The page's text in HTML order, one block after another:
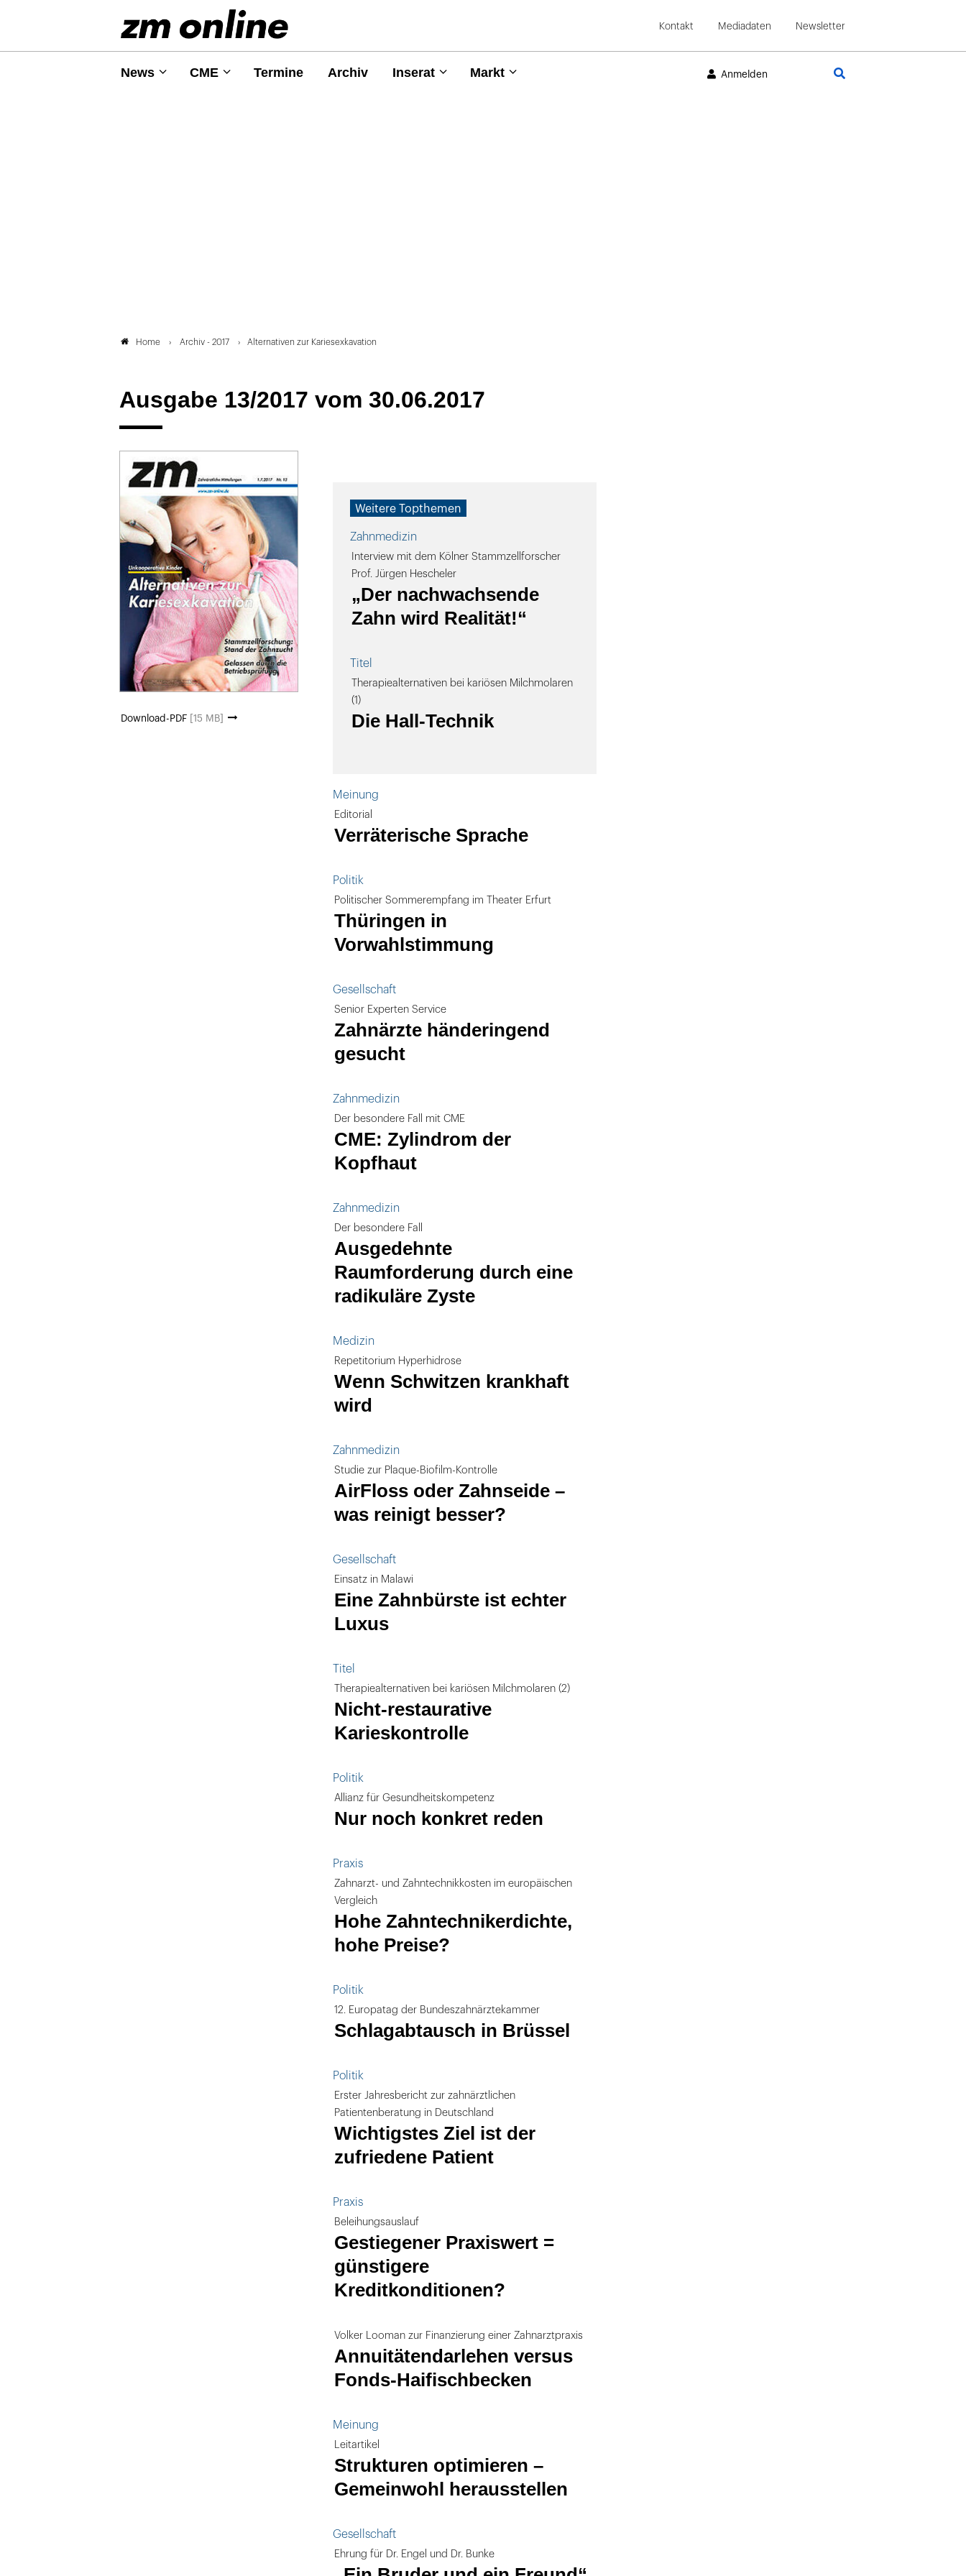
Kontakt Mediadaten Newsletter
News CME Termine Archiv Inserat Markt Anmelden
Home Archiv - 2017 Alternativen zur Kariesexkavation
Ausgabe 13/2017 vom 30.06.2017
Download-PDF [15 MB]
Weitere Topthemen
Zahnmedizin
Interview mit dem Kölner Stammzellforscher
Prof. Jürgen Hescheler
„Der nachwachsende
Zahn wird Realität!“
Titel
Therapiealternativen bei kariösen Milchmolaren
(1)
Die Hall-Technik
Meinung
Editorial
Verräterische Sprache
Politik
Politischer Sommerempfang im Theater Erfurt
Thüringen in
Vorwahlstimmung
Gesellschaft
Senior Experten Service
Zahnärzte händeringend
gesucht
Zahnmedizin
Der besondere Fall mit CME
CME: Zylindrom der
Kopfhaut
Zahnmedizin
Der besondere Fall
Ausgedehnte
Raumforderung durch eine
radikuläre Zyste
Medizin
Repetitorium Hyperhidrose
Wenn Schwitzen krankhaft
wird
Zahnmedizin
Studie zur Plaque-Biofilm-Kontrolle
AirFloss oder Zahnseide –
was reinigt besser?
Gesellschaft
Einsatz in Malawi
Eine Zahnbürste ist echter
Luxus
Titel
Therapiealternativen bei kariösen Milchmolaren (2)
Nicht-restaurative
Karieskontrolle
Politik
Allianz für Gesundheitskompetenz
Nur noch konkret reden
Praxis
Zahnarzt- und Zahntechnikkosten im europäischen
Vergleich
Hohe Zahntechnikerdichte,
hohe Preise?
Politik
12. Europatag der Bundeszahnärztekammer
Schlagabtausch in Brüssel
Politik
Erster Jahresbericht zur zahnärztlichen
Patientenberatung in Deutschland
Wichtigstes Ziel ist der
zufriedene Patient
Praxis
Beleihungsauslauf
Gestiegener Praxiswert =
günstigere
Kreditkonditionen?
Volker Looman zur Finanzierung einer Zahnarztpraxis
Annuitätendarlehen versus
Fonds-Haifischbecken
Meinung
Leitartikel
Strukturen optimieren –
Gemeinwohl herausstellen
Gesellschaft
Ehrung für Dr. Engel und Dr. Bunke